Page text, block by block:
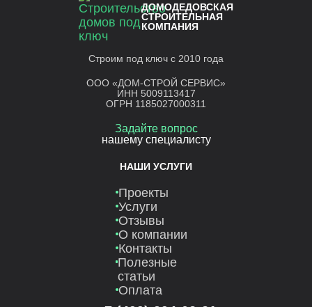
ДОМОДЕДОВСКАЯ
СТРОИТЕЛЬНАЯ
КОМПАНИЯ
Строим под ключ с 2010 года
ООО «ДОМ-СТРОЙ СЕРВИС»
ИНН 5009113417
ОГРН 1185027000311
Задайте вопрос
нашему специалисту
НАШИ УСЛУГИ
Проекты
Услуги
Отзывы
О компании
Контакты
Полезные
статьи
Оплата